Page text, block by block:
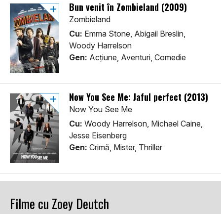
Bun venit în Zombieland (2009)
Zombieland
Cu: Emma Stone, Abigail Breslin,
Woody Harrelson
Gen: Acţiune, Aventuri, Comedie
Now You See Me: Jaful perfect (2013)
Now You See Me
Cu: Woody Harrelson, Michael Caine,
Jesse Eisenberg
Gen: Crimă, Mister, Thriller
Filme cu Zoey Deutch